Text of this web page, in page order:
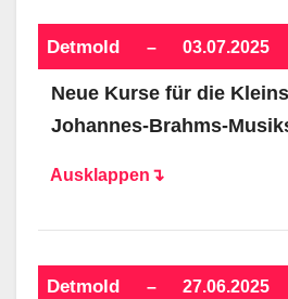
Detmold – 03.07.2025
Neue Kurse für die
Johannes-Brahms-
Ausklappen↴
Detmold – 27.06.2025